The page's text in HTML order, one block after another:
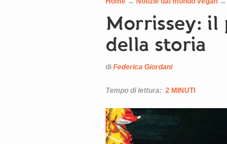
Morrissey: il
della storia
di Federica Giordani
Tempo di lettura: 2 MINUTI